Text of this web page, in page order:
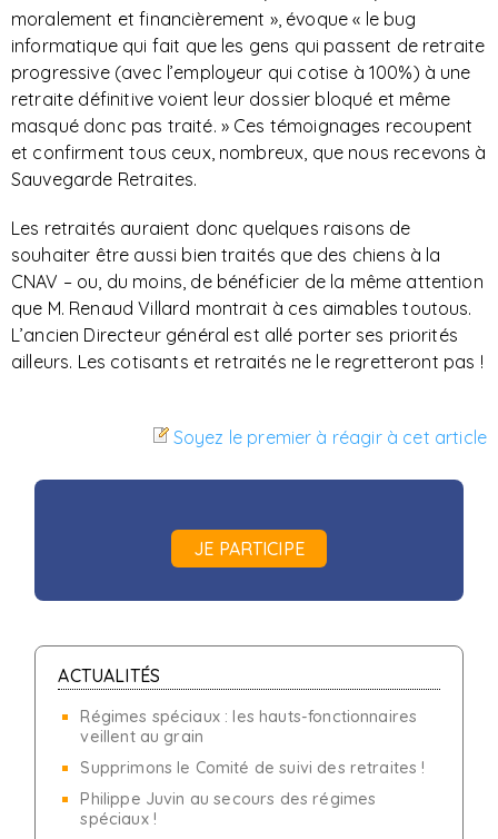
moralement et financièrement », évoque « le bug
informatique qui fait que les gens qui passent de retraite
progressive (avec l’employeur qui cotise à 100%) à une
retraite définitive voient leur dossier bloqué et même
masqué donc pas traité. » Ces témoignages recoupent
et confirment tous ceux, nombreux, que nous recevons à
Sauvegarde Retraites.
Les retraités auraient donc quelques raisons de
souhaiter être aussi bien traités que des chiens à la
CNAV – ou, du moins, de bénéficier de la même attention
que M. Renaud Villard montrait à ces aimables toutous.
L’ancien Directeur général est allé porter ses priorités
ailleurs. Les cotisants et retraités ne le regretteront pas !
Soyez le premier à réagir à cet article
JE PARTICIPE
ACTUALITÉS
Régimes spéciaux : les hauts-fonctionnaires
veillent au grain
Supprimons le Comité de suivi des retraites !
Philippe Juvin au secours des régimes
spéciaux !